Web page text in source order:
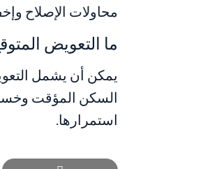
محاولات الإصلاح
ما التعويض
يمكن أن يشمل
السكن المؤقت
استمرارها.